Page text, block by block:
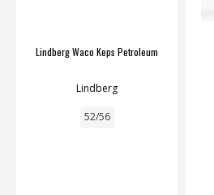
Lindberg Waco Keps Petroleum
Lindberg
52/56